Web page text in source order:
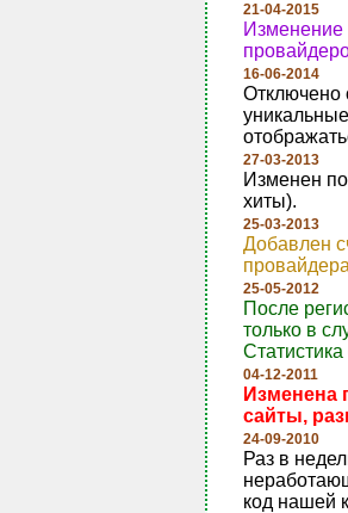
21-04-2015
Изменение
16-06-2014
Отключено
27-03-2013
Изменен
хиты).
25-03-2013
Добавлен
25-05-2012
После
только в
04-12-2011
Изменена
сайты,
24-09-2010
Раз в
код нашей